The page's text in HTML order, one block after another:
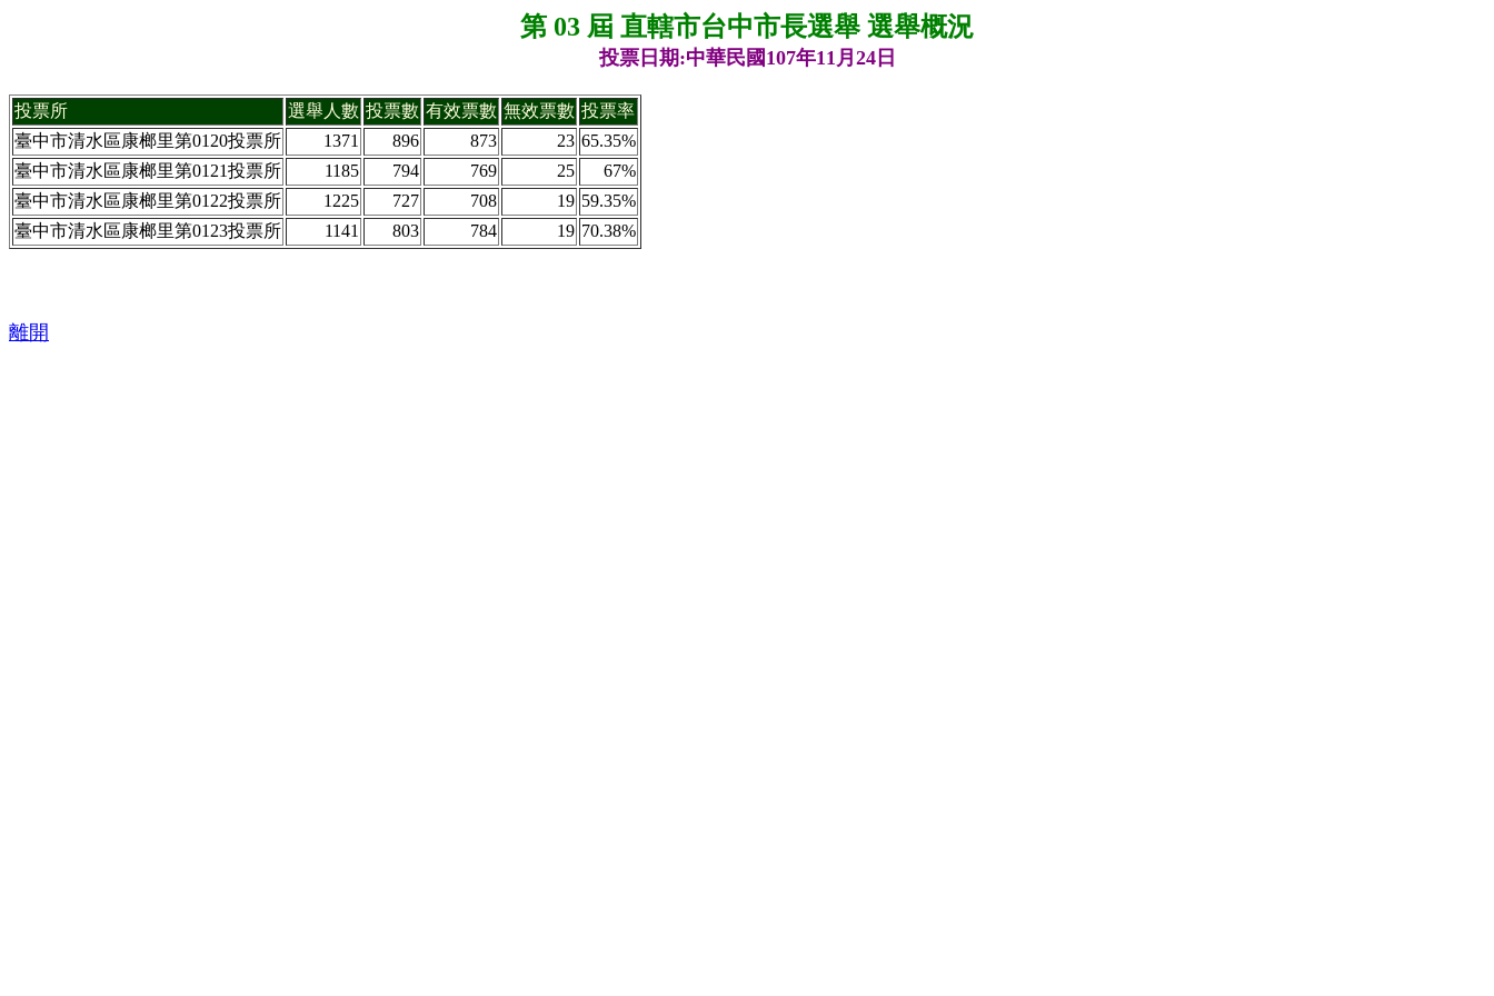
第 03 屆 直轄市台中市長選舉 選舉概況
投票日期:中華民國107年11月24日
投票所 選舉人數 投票數 有效票數 無效票數 投票率
臺中市清水區康榔里第0120投票所
1371 896 873 23 65.35%
臺中市清水區康榔里第0121投票所
1185 794 769 25
67%
臺中市清水區康榔里第0122投票所
1225 727 708 19 59.35%
臺中市清水區康榔里第0123投票所
1141 803 784 19 70.38%
離開